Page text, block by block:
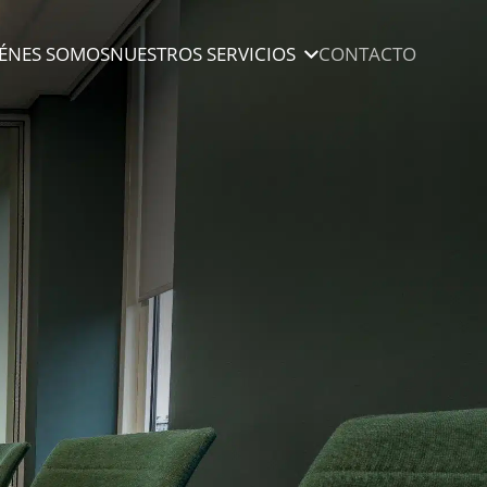
SOMOSNUESTROS SERVICIOS CONTACTO